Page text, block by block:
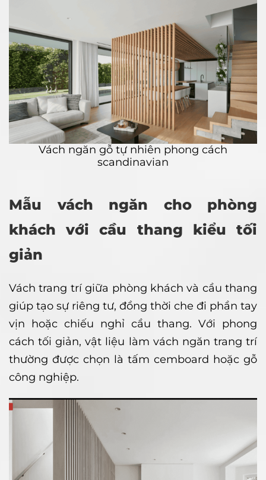
Vách ngăn gỗ tự nhiên phong cách
scandinavian
Mẫu vách ngăn cho phòng
khách với cầu thang kiểu tối
giản
Vách trang trí giữa phòng khách và cầu thang
giúp tạo sự riêng tư, đồng thời che đi phần tay
vịn hoặc chiếu nghỉ cầu thang. Với phong
cách tối giản, vật liệu làm vách ngăn trang trí
thường được chọn là tấm cemboard hoặc gỗ
công nghiệp.